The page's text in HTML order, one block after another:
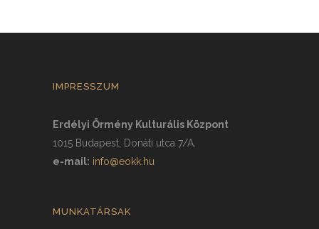
IMPRESSZUM
Erdélyi Örmény Kulturális Központ
1015 Budapest, Donáti utca 7/A.
e-mail: info@eokk.hu
MUNKATÁRSAK